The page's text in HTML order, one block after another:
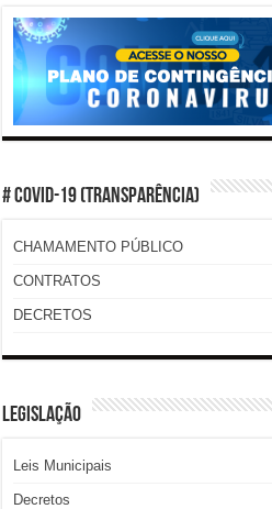
# COVID-19 (TRANSPARÊNCIA)
CHAMAMENTO PÚBLICO
CONTRATOS
DECRETOS
LEGISLAÇÃO
Leis Municipais
Decretos